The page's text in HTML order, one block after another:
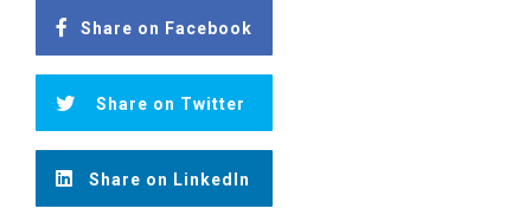
Share on Facebook
Share on Twitter
Share on LinkedIn